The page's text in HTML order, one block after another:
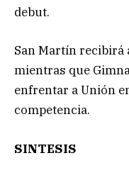
debut.
San Martín recibirá
mientras que
enfrentar a Unión
competencia.
SINTESIS